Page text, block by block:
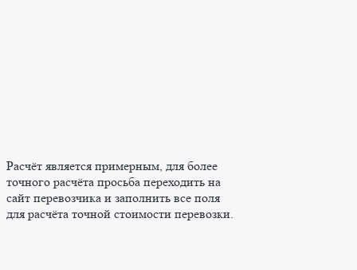
Расчёт является примерным, для более
точного расчёта просьба переходить на
сайт перевозчика и заполнить все поля
для расчёта точной стоимости перевозки.